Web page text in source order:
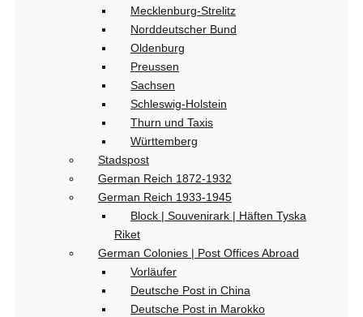
Mecklenburg-Strelitz
Norddeutscher Bund
Oldenburg
Preussen
Sachsen
Schleswig-Holstein
Thurn und Taxis
Württemberg
Stadspost
German Reich 1872-1932
German Reich 1933-1945
Block | Souvenirark | Häften Tyska
Riket
German Colonies | Post Offices Abroad
Vorläufer
Deutsche Post in China
Deutsche Post in Marokko